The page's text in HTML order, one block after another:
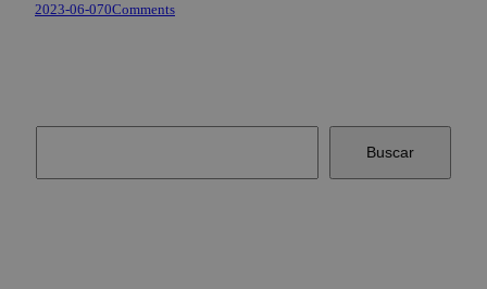
2023-06-070Comments
Buscar